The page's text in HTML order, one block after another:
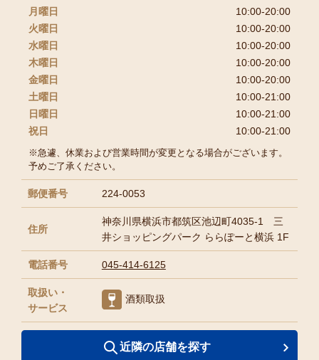
月曜日
10:00-20:00
火曜日
10:00-20:00
水曜日
10:00-20:00
木曜日
10:00-20:00
金曜日
10:00-20:00
土曜日
10:00-21:00
日曜日
10:00-21:00
祝日
10:00-21:00
※急遽、休業および営業時間が変更となる場合がございます。
予めご了承ください。
郵便番号 224-0053
住所
神奈川県横浜市都筑区池辺町4035-1 三
井ショッピングパーク ららぽーと横浜 1F
電話番号 045-414-6125
取扱い・
サービス
酒類取扱